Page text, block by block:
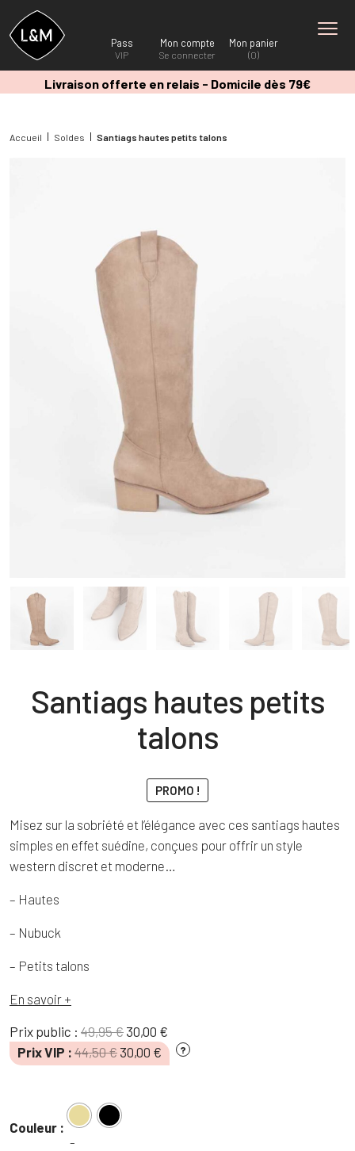
Pass
VIP
Mon compte
Se connecter
Mon panier
(0)
Livraison offerte en relais - Domicile dès 79€
Accueil Soldes Santiags hautes petits talons
Santiags hautes petits
talons
PROMO !
Misez sur la sobriété et l’élégance avec ces santiags hautes
simples en effet suédine, conçues pour offrir un style
western discret et moderne…
– Hautes
– Nubuck
– Petits talons
En savoir +
Prix public : 49,95€ Le
prix
initial
30,00 €
prix
actuel
Prix VIP : 44,50€ Le
prix
était :
30,00 € Le
prix
?
Couleur :
-